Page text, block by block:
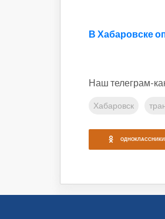
В Хабаровске
Наш телеграм-
Хабаровск
ОДНОКЛАССНИКИ